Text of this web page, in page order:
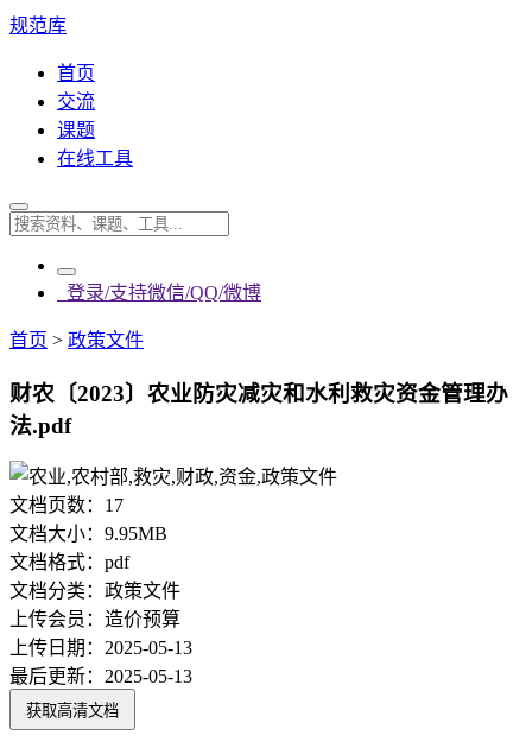
规范库
首页
交流
课题
在线工具
登录/支持微信/QQ/微博
首页 > 政策文件
财农〔2023〕农业防灾减灾和水利救灾资金管理办
法.pdf
文档页数： 17
文档大小： 9.95MB
文档格式： pdf
文档分类： 政策文件
上传会员： 造价预算
上传日期： 2025-05-13
最后更新： 2025-05-13
获取高清文档